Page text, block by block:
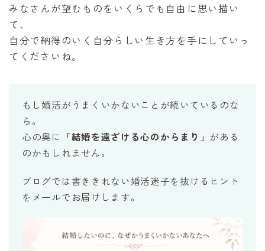
みなさんが望むものをいくらでも自由に思い描い
て、
自分で納得のいく自分らしい生き方を手にしていっ
てくださいね。
もし婚活がうまくいかないことが続いているのな
ら。
心の奥に
「結婚を遠ざける心のからまり」 がある
のかもしれません。
ブログでは書ききれない婚活迷子を抜けるヒント
をメールでお届けします。